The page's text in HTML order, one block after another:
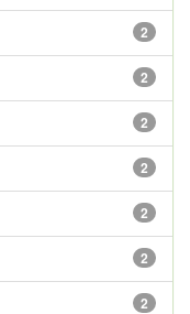
2
2
2
2
2
2
2